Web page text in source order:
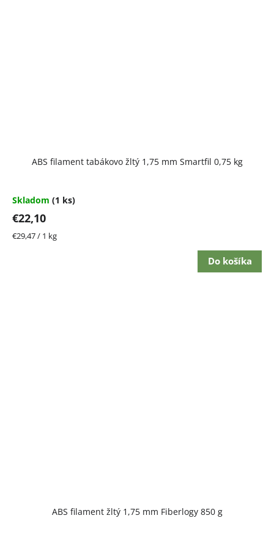
ABS filament tabákovo žltý 1,75 mm Smartfil 0,75 kg
Skladom (1 ks)
€22,10
Jednotková
€29,47 / 1 kg
Do košíka
ABS filament žltý 1,75 mm Fiberlogy 850 g